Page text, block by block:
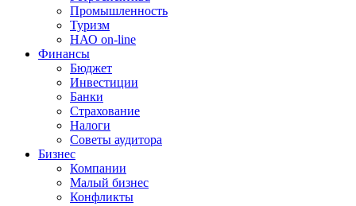
Промышленность
Туризм
НАО on-line
Финансы
Бюджет
Инвестиции
Банки
Страхование
Налоги
Советы аудитора
Бизнес
Компании
Малый бизнес
Конфликты